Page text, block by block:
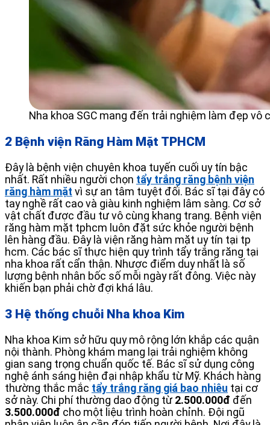
Nha khoa SGC mang đến trải nghiệm làm đẹp
2 Bệnh viện Răng Hàm Mặt TPHCM
Đây là bệnh viện chuyên khoa tuyến cuối uy tín bậc
nhất. Rất nhiều người chọn tẩy trắng răng bệnh viện
răng hàm mặt vì sự an tâm tuyệt đối. Bác sĩ tại đây có
tay nghề rất cao và giàu kinh nghiệm lâm sàng. Cơ sở
vật chất được đầu tư vô cùng khang trang. Bệnh viện
răng hàm mặt tphcm luôn đặt sức khỏe người bệnh
lên hàng đầu. Đây là viện răng hàm mặt uy tín tại tp
hcm. Các bác sĩ thực hiện quy trình tẩy trắng răng tại
nha khoa rất cẩn thận. Nhược điểm duy nhất là số
lượng bệnh nhân bốc số mỗi ngày rất đông. Việc này
khiến bạn phải chờ đợi khá lâu.
3 Hệ thống chuỗi Nha khoa Kim
Nha khoa Kim sở hữu quy mô rộng lớn khắp các quận
nội thành. Phòng khám mang lại trải nghiệm không
gian sang trọng chuẩn quốc tế. Bác sĩ sử dụng công
nghệ ánh sáng hiện đại nhập khẩu từ Mỹ. Khách hàng
thường thắc mắc tẩy trắng răng giá bao nhiêu tại cơ
sở này. Chi phí thường dao động từ 2.500.000đ đến
3.500.000đ cho một liệu trình hoàn chỉnh. Đội ngũ